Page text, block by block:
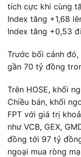
tích cực khi cùng
Index tăng +1,68
Index tăng +0,53
Trước bối cảnh
gần 70 tỷ đồng
Trên HOSE, khối
Chiều bán, khối
FPT với giá trị
như VCB, GEX,
đồng tới 97 tỷ
ngoại mua ròng